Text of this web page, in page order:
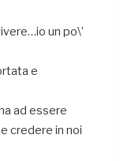
un po\’
e
ad essere
credere in noi